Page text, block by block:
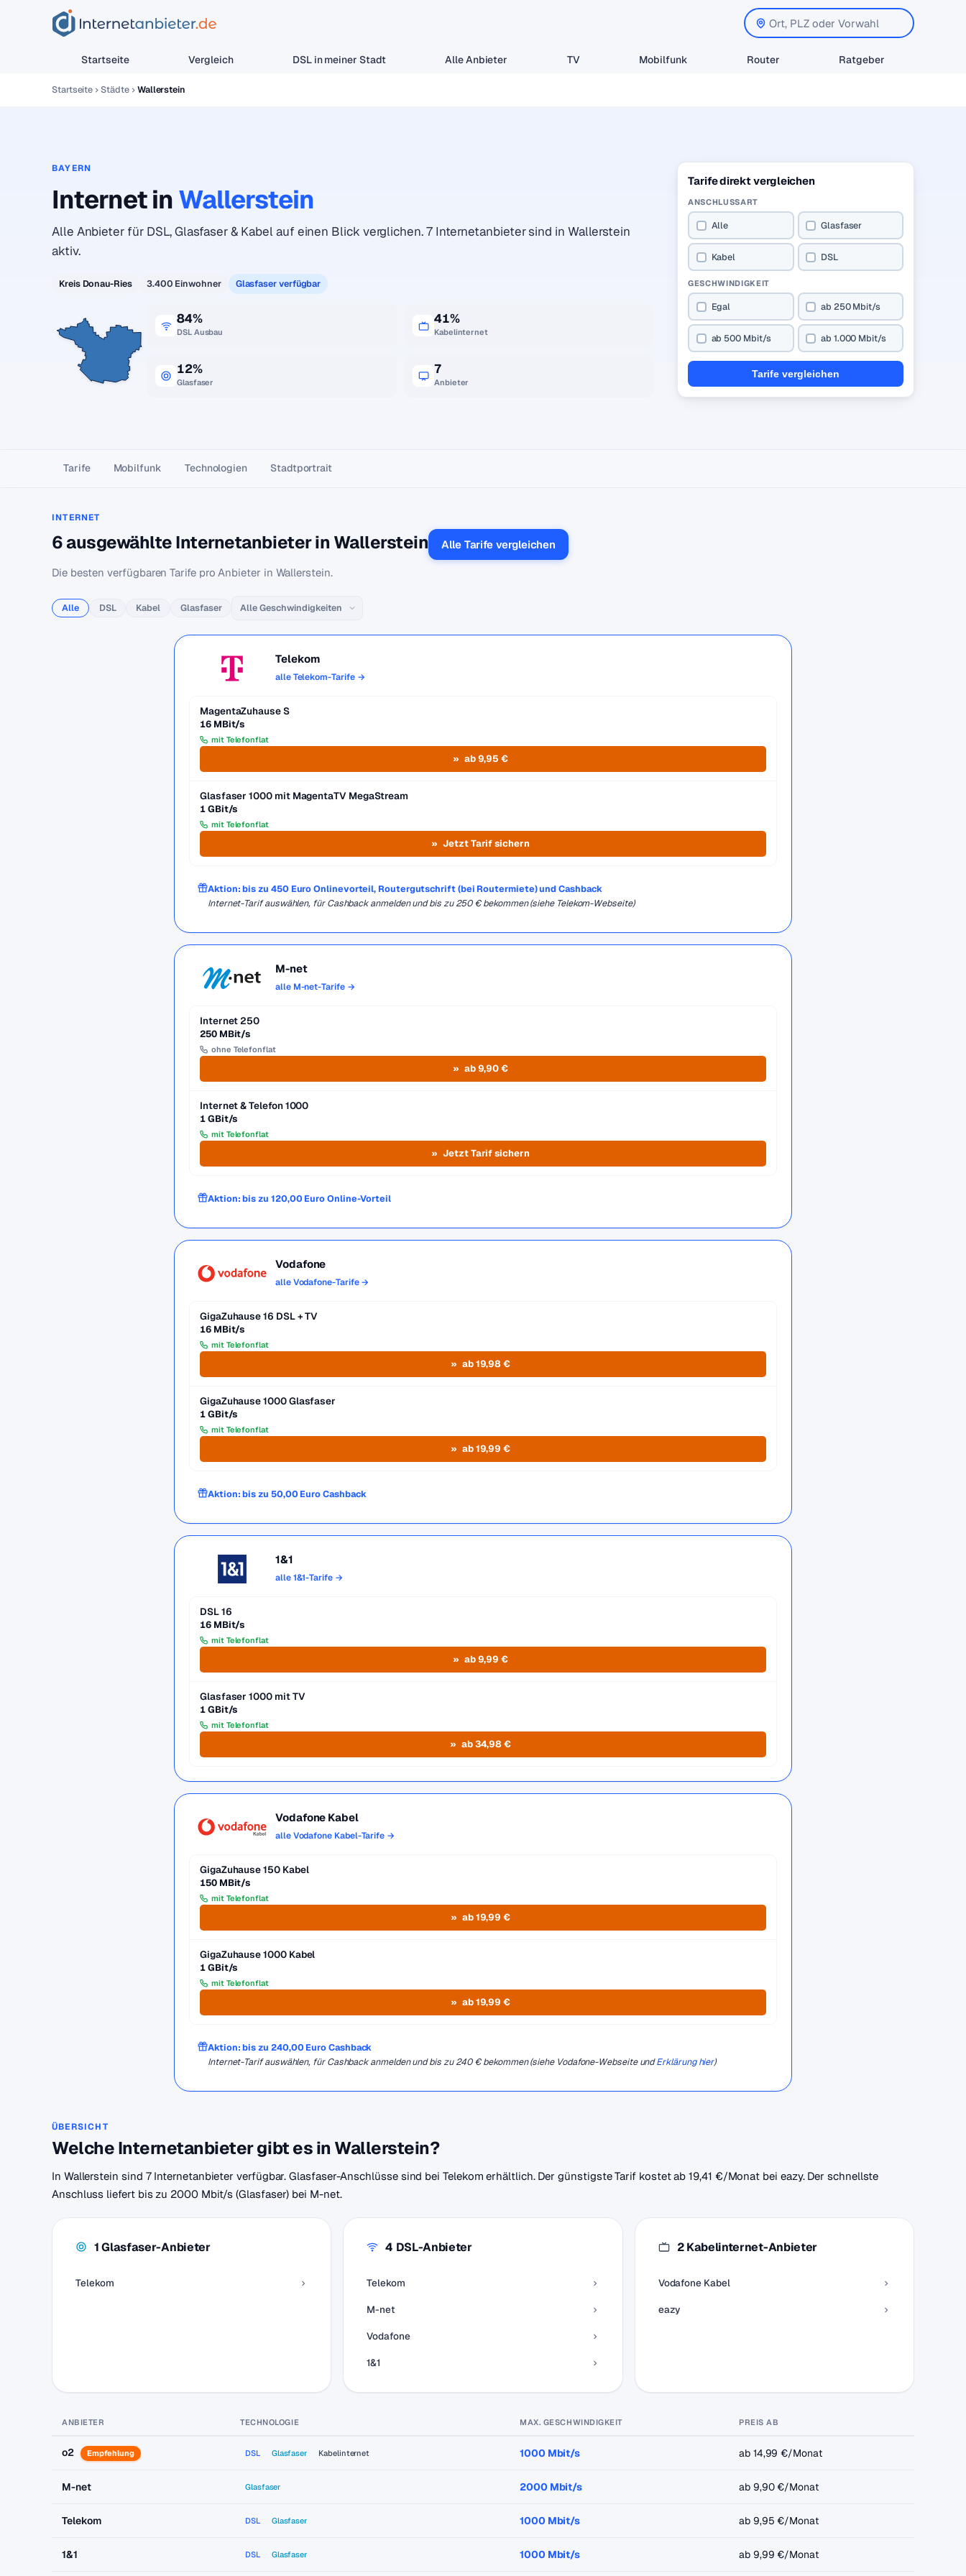
Startseite Vergleich DSL in meiner Stadt Alle Anbieter TV Mobilfunk Router Ratgeber
Startseite Städte Wallerstein
BAYERN
Internet in Wallerstein
Alle Anbieter für DSL, Glasfaser & Kabel auf einen Blick verglichen. 7 Internetanbieter sind in Wallerstein
aktiv.
Kreis Donau-Ries 3.400 Einwohner Glasfaser verfügbar
84%
DSL Ausbau
41%
Kabelinternet
12%
Glasfaser
7
Anbieter
Tarife direkt vergleichen
ANSCHLUSSART
Alle Glasfaser
Kabel DSL
GESCHWINDIGKEIT
Egal ab 250 Mbit/s
ab 500 Mbit/s ab 1.000 Mbit/s
Tarife vergleichen
Tarife Mobilfunk Technologien Stadtportrait
INTERNET
6 ausgewählte Internetanbieter in Wallerstein Alle Tarife vergleichen
Die besten verfügbaren Tarife pro Anbieter in Wallerstein.
Alle DSL Kabel Glasfaser
Telekom
alle Telekom-Tarife →
MagentaZuhause S
16 MBit/s
mit Telefonflat
ab 9,95 €
Glasfaser 1000 mit MagentaTV MegaStream
1 GBit/s
mit Telefonflat
Jetzt Tarif sichern
Aktion: bis zu 450 Euro Onlinevorteil, Routergutschrift (bei Routermiete) und Cashback
Internet-Tarif auswählen, für Cashback anmelden und bis zu 250 € bekommen (siehe Telekom-Webseite)
M-net
alle M-net-Tarife →
Internet 250
250 MBit/s
ohne Telefonflat
ab 9,90 €
Internet & Telefon 1000
1 GBit/s
mit Telefonflat
Jetzt Tarif sichern
Aktion: bis zu 120,00 Euro Online-Vorteil
Vodafone
alle Vodafone-Tarife →
GigaZuhause 16 DSL + TV
16 MBit/s
mit Telefonflat
ab 19,98 €
GigaZuhause 1000 Glasfaser
1 GBit/s
mit Telefonflat
ab 19,99 €
Aktion: bis zu 50,00 Euro Cashback
1&1
alle 1&1-Tarife →
DSL 16
16 MBit/s
mit Telefonflat
ab 9,99 €
Glasfaser 1000 mit TV
1 GBit/s
mit Telefonflat
ab 34,98 €
Vodafone Kabel
alle Vodafone Kabel-Tarife →
GigaZuhause 150 Kabel
150 MBit/s
mit Telefonflat
ab 19,99 €
GigaZuhause 1000 Kabel
1 GBit/s
mit Telefonflat
ab 19,99 €
Aktion: bis zu 240,00 Euro Cashback
Internet-Tarif auswählen, für Cashback anmelden und bis zu 240 € bekommen (siehe Vodafone-Webseite undErklärung hier)
ÜBERSICHT
Welche Internetanbieter gibt es in Wallerstein?
In Wallerstein sind 7 Internetanbieter verfügbar. Glasfaser-Anschlüsse sind bei Telekom erhältlich. Der günstigste Tarif kostet ab 19,41 €/Monat bei eazy. Der schnellste
Anschluss liefert bis zu 2000 Mbit/s (Glasfaser) bei M-net.
1 Glasfaser-Anbieter
Telekom
4 DSL-Anbieter
Telekom
M-net
Vodafone
1&1
2 Kabelinternet-Anbieter
Vodafone Kabel
eazy
ANBIETER TECHNOLOGIE MAX. GESCHWINDIGKEIT PREIS AB
o2 Empfehlung DSL Glasfaser Kabelinternet 1000 Mbit/s ab 14,99 €/Monat
M-net Glasfaser 2000 Mbit/s ab 9,90 €/Monat
Telekom DSL Glasfaser 1000 Mbit/s ab 9,95 €/Monat
1&1 DSL Glasfaser 1000 Mbit/s ab 9,99 €/Monat